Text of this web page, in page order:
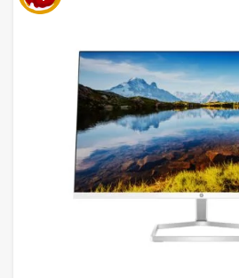
Với các cổng kết nối HDMI,
với nhiều thiết bị khác nhau
máy chơi game, điện thoại hay
cách dễ dàng và linh hoạt.